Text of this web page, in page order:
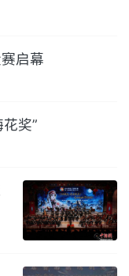
启幕
奖”